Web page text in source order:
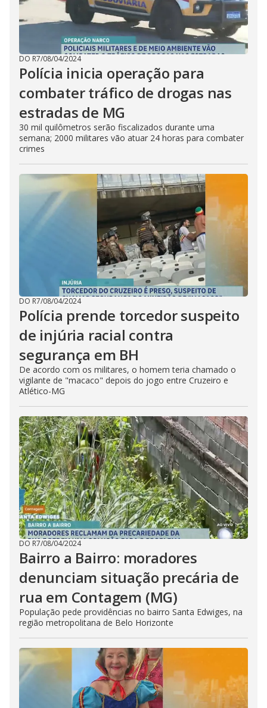
DO R7/08/04/2024
Polícia inicia operação para
combater tráfico de drogas nas
estradas de MG
30 mil quilômetros serão fiscalizados durante uma
semana; 2000 militares vão atuar 24 horas para combater
crimes
DO R7/08/04/2024
Polícia prende torcedor suspeito
de injúria racial contra
segurança em BH
De acordo com os militares, o homem teria chamado o
vigilante de "macaco" depois do jogo entre Cruzeiro e
Atlético-MG
DO R7/08/04/2024
Bairro a Bairro: moradores
denunciam situação precária de
rua em Contagem (MG)
População pede providências no bairro Santa Edwiges, na
região metropolitana de Belo Horizonte